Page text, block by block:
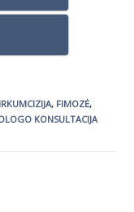
, FIMOZĖ,
KONSULTACIJA